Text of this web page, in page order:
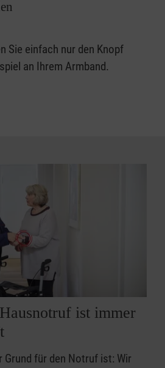
Sie einfach nur den Knopf
an Ihrem Armband.
ist immer
Grund für den Notruf ist: Wir